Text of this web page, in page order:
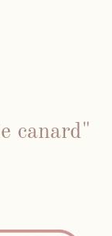
canard"